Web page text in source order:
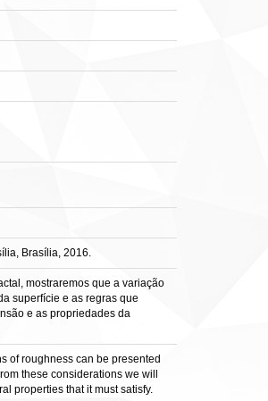
Brasília, 2016.
mostraremos que a variação
superfície e as regras que
e as propriedades da
of roughness can be presented
these considerations we will
properties that it must satisfy.